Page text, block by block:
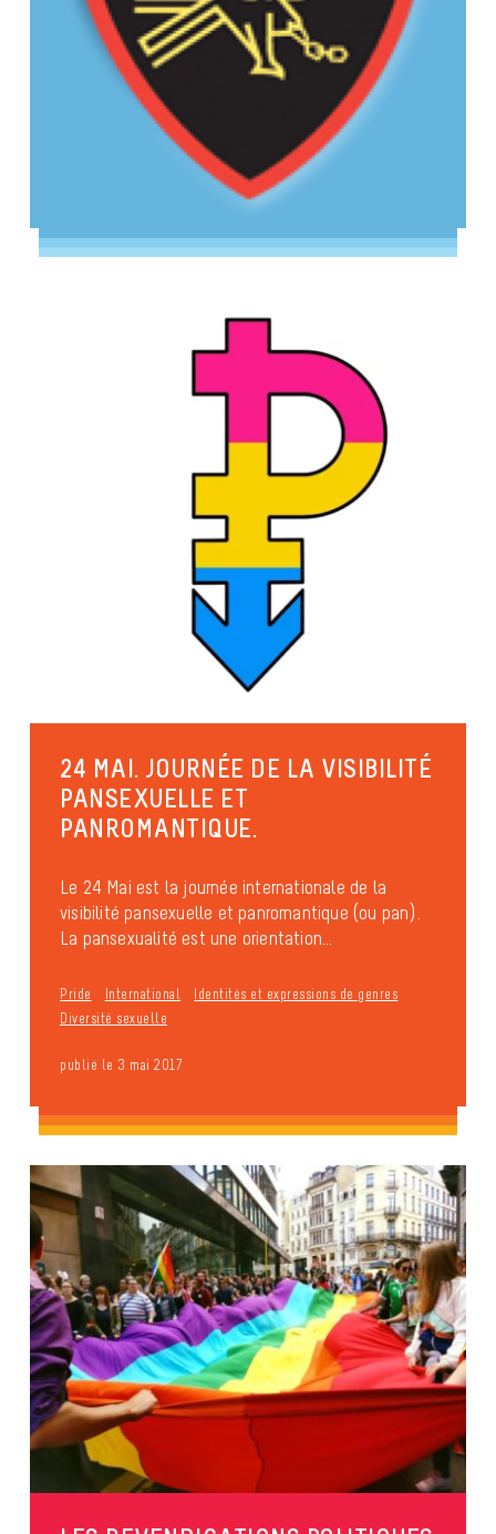
24 MAI. JOURNÉE DE LA VISIBILITÉ
PANSEXUELLE ET
PANROMANTIQUE.
Le 24 Mai est la journée internationale de la
visibilité pansexuelle et panromantique (ou pan).
La pansexualité est une orientation...
Pride International
Identités et expressions de genres
Diversité sexuelle
publié le 3 mai 2017